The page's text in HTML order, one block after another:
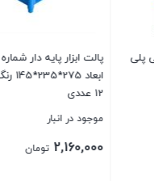
پالت ابزار پایه دار شماره پنج
ابعاد 275*235*145 رنگ آبی
موجود در انبار
2,160,000 تومان